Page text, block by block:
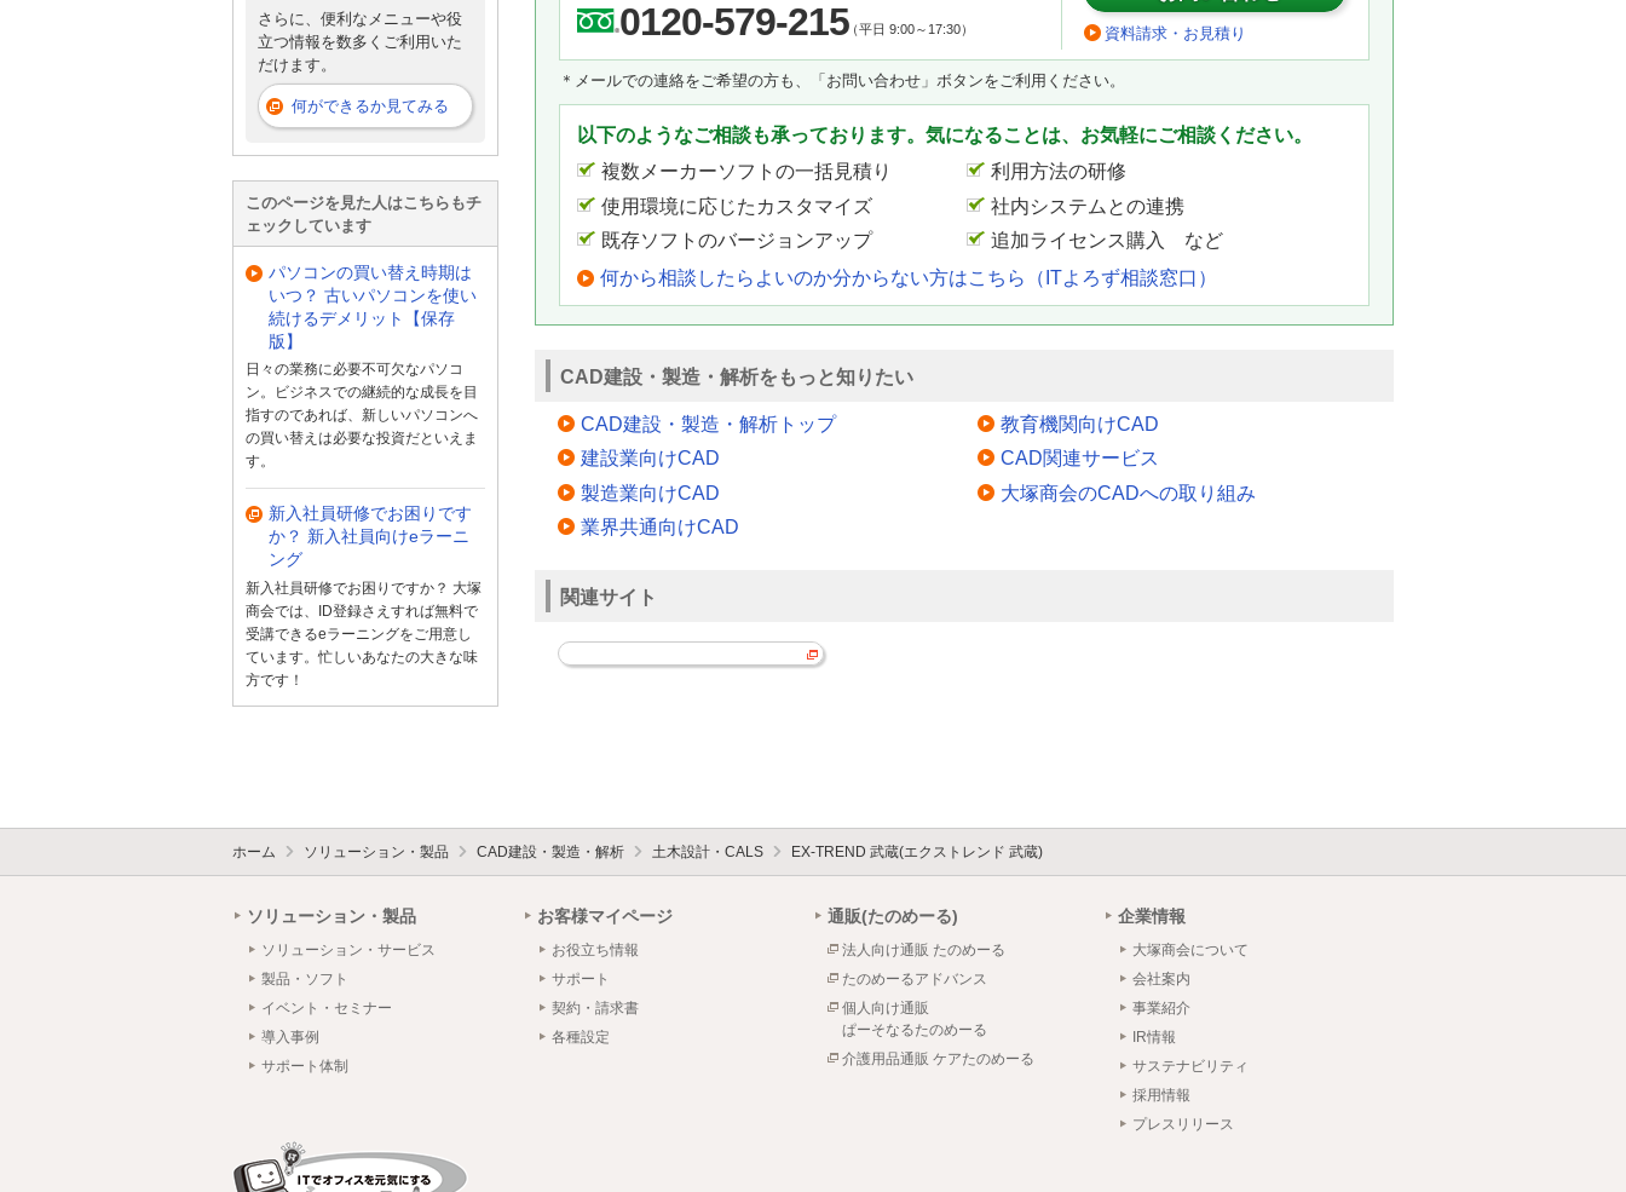
0120-579-215（平日 9:00～17:30） 資料請求・お見積り
＊メールでの連絡をご希望の方も、「お問い合わせ」ボタンをご利用ください。
以下のようなご相談も承っております。気になることは、お気軽にご相談ください。
複数メーカーソフトの一括見積り
利用方法の研修
使用環境に応じたカスタマイズ
社内システムとの連携
既存ソフトのバージョンアップ
追加ライセンス購入 など
何から相談したらよいのか分からない方はこちら（ITよろず相談窓口）
CAD建設・製造・解析をもっと知りたい
CAD建設・製造・解析トップ
建設業向けCAD
製造業向けCAD
業界共通向けCAD
教育機関向けCAD
CAD関連サービス
大塚商会のCADへの取り組み
関連サイト
さらに、便利なメニューや役
立つ情報を数多くご利用いた
だけます。
何ができるか見てみる
このページを見た人はこちらもチ
ェックしています
パソコンの買い替え時期は
いつ？ 古いパソコンを使い
続けるデメリット【保存
版】
日々の業務に必要不可欠なパソコ
ン。ビジネスでの継続的な成長を目
指すのであれば、新しいパソコンへ
の買い替えは必要な投資だといえま
す。
新入社員研修でお困りです
か？ 新入社員向けeラーニ
ング
新入社員研修でお困りですか？ 大塚
商会では、ID登録さえすれば無料で
受講できるeラーニングをご用意し
ています。忙しいあなたの大きな味
方です！
ホーム ソリューション・製品 CAD建設・製造・解析 土木設計・CALS EX-TREND 武蔵(エクストレンド 武蔵)
ソリューション・製品
ソリューション・サービス
製品・ソフト
イベント・セミナー
導入事例
サポート体制
お客様マイページ
お役立ち情報
サポート
契約・請求書
各種設定
通販(たのめーる)
法人向け通販 たのめーる
たのめーるアドバンス
個人向け通販
ぱーそなるたのめーる
介護用品通販 ケアたのめーる
企業情報
大塚商会について
会社案内
事業紹介
IR情報
サステナビリティ
採用情報
プレスリリース